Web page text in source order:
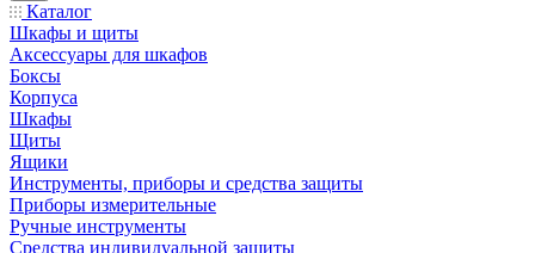
Каталог
Шкафы и щиты
Аксессуары для шкафов
Боксы
Корпуса
Шкафы
Щиты
Ящики
Инструменты, приборы и средства защиты
Приборы измерительные
Ручные инструменты
Средства индивидуальной защиты